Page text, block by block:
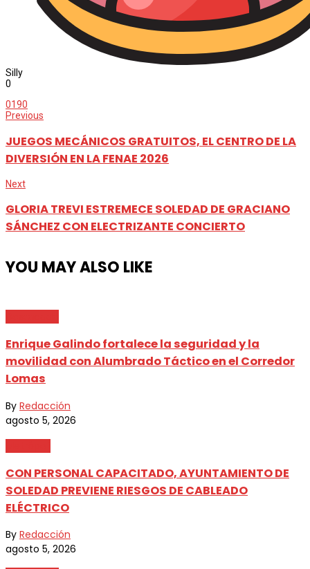
Silly
0
0190
Previous
JUEGOS MECÁNICOS GRATUITOS, EL CENTRO DE LA
DIVERSIÓN EN LA FENAE 2026
Next
GLORIA TREVI ESTREMECE SOLEDAD DE GRACIANO
SÁNCHEZ CON ELECTRIZANTE CONCIERTO
YOU MAY ALSO LIKE
Enrique Galindo fortalece la seguridad y la
movilidad con Alumbrado Táctico en el Corredor
Lomas
By Redacción
agosto 5, 2026
CON PERSONAL CAPACITADO, AYUNTAMIENTO DE
SOLEDAD PREVIENE RIESGOS DE CABLEADO
ELÉCTRICO
By Redacción
agosto 5, 2026